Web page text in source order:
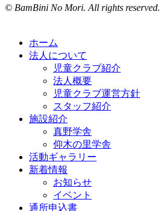
© BamBini No Mori. All rights reserved.
ホーム
法人について
児童クラブ紹介
法人概要
児童クラブ運営方針
スタッフ紹介
施設紹介
真野学舎
仰木の里学舎
活動ギャラリー
新着情報
お知らせ
イベント
通所申込書